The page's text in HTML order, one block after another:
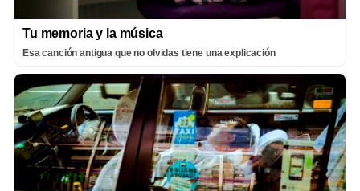
Tu memoria y la música
Esa canción antigua que no olvidas tiene una explicación